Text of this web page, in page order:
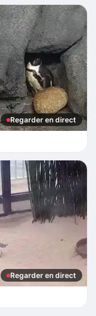
Regarder en direct
Regarder en direct